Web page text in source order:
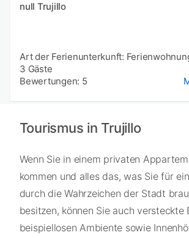
null Trujillo
Art der Ferienunterkunft:
3 Gäste
Bewertungen: 5
Tourismus in Trujillo
Wenn Sie in einem privaten
kommen und alles das, was Sie für
durch die Wahrzeichen der Stadt
besitzen, können Sie auch versteckte
beispiellosen Ambiente sowie